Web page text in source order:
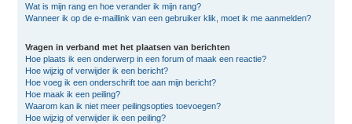
Wat is mijn rang en hoe verander ik mijn rang?
Wanneer ik op de e-maillink van een gebruiker klik, moet ik me aanmelden?
Vragen in verband met het plaatsen van berichten
Hoe plaats ik een onderwerp in een forum of maak een reactie?
Hoe wijzig of verwijder ik een bericht?
Hoe voeg ik een onderschrift toe aan mijn bericht?
Hoe maak ik een peiling?
Waarom kan ik niet meer peilingsopties toevoegen?
Hoe wijzig of verwijder ik een peiling?